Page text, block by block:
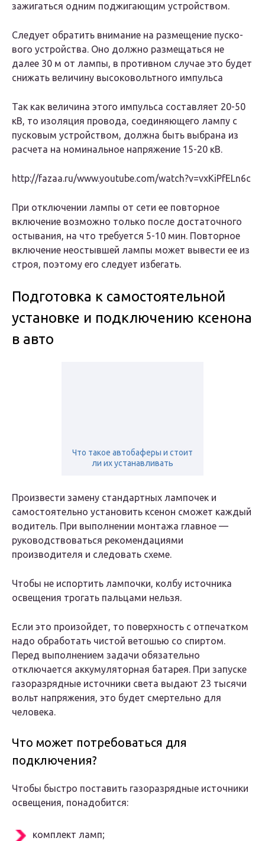
зажигаться одним поджигающим устройством.
Следует обратить внимание на размещение пуско­
вого устройства. Оно должно размещаться не
далее 30 м от лампы, в противном случае это будет
снижать величину высоковольтного импульса
Так как величина этого импульса составляет 20-50
кВ, то изо­ляция провода, соединяющего лампу с
пусковым устройством, должна быть выбрана из
расчета на номинальное напряжение 15-20 кВ.
http://fazaa.ru/www.youtube.com/watch?v=vxKiPfELn6c
При отключении лампы от сети ее повторное
включение возможно только после доста­точного
остывания, на что требуется 5-10 мин. Повтор­ное
включение неостывшей лампы может вывести ее из
строя, поэтому его следует избегать.
Подготовка к самостоятельной
установке и подключению ксенона
в авто
Что такое автобаферы и стоит
ли их устанавливать
Произвести замену стандартных лампочек и
самостоятельно установить ксенон сможет каждый
водитель. При выполнении монтажа главное —
руководствоваться рекомендациями
производителя и следовать схеме.
Чтобы не испортить лампочки, колбу источника
освещения трогать пальцами нельзя.
Если это произойдет, то поверхность с отпечатком
надо обработать чистой ветошью со спиртом.
Перед выполнением задачи обязательно
отключается аккумуляторная батарея. При запуске
газоразрядные источники света выдают 23 тысячи
вольт напряжения, это будет смертельно для
человека.
Что может потребоваться для
подключения?
Чтобы быстро поставить газоразрядные источники
освещения, понадобится:
комплект ламп;